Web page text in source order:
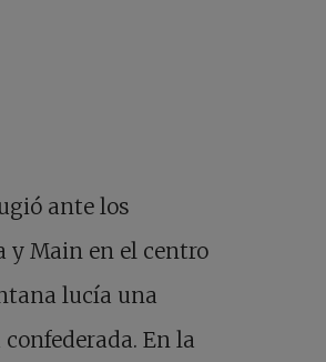
ante los
y Main en el centro
lucía una
En la